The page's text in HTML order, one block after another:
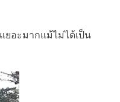
อะมากแม้ไม่ได้เป็น